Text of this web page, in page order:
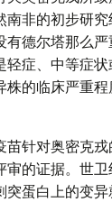
南非的初步研
有德尔塔那么
轻症、中等症
的临床严重程
苗针对奥密克
审的证据。世
突蛋白上的变